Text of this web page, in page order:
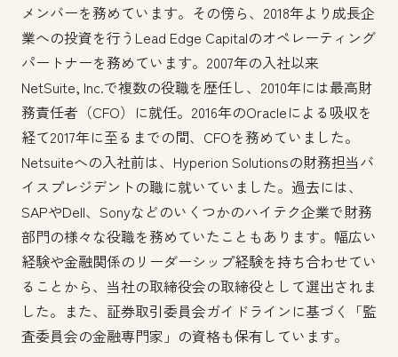
メンバーを務めています。その傍ら、2018年より成長企
業への投資を行うLead Edge Capitalのオペレーティング
パートナーを務めています。2007年の入社以来
NetSuite, Inc.で複数の役職を歴任し、2010年には最高財
務責任者（CFO）に就任。2016年のOracleによる吸収を
経て2017年に至るまでの間、CFOを務めていました。
Netsuiteへの入社前は、Hyperion Solutionsの財務担当バ
イスプレジデントの職に就いていました。過去には、
SAPやDell、Sonyなどのいくつかのハイテク企業で財務
部門の様々な役職を務めていたこともあります。幅広い
経験や金融関係のリーダーシップ経験を持ち合わせてい
ることから、当社の取締役会の取締役として選出されま
した。また、証券取引委員会ガイドラインに基づく「監
査委員会の金融専門家」の資格も保有しています。